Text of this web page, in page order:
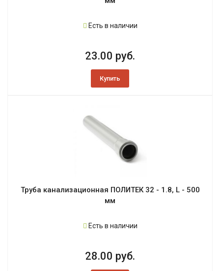
Есть в наличии
23.00 руб.
Купить
Труба канализационная ПОЛИТЕК 32 - 1.8, L - 500
мм
Есть в наличии
28.00 руб.